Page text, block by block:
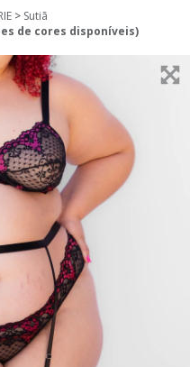
> Sutiã
de cores disponíveis)